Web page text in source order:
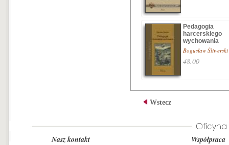
Pedagogia
harcerskiego
wychowania
Bogusław Śliwerski
48.00
Wstecz
Nasz kontakt Współpraca